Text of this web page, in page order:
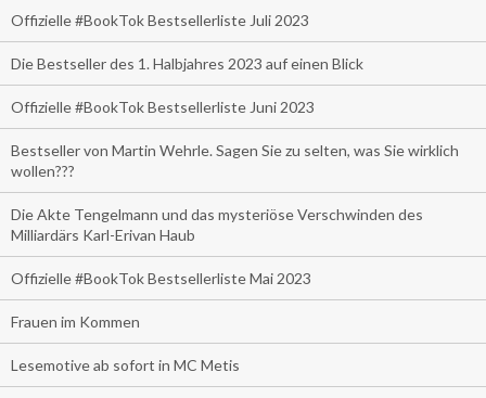
Offizielle #BookTok Bestsellerliste Juli 2023
Die Bestseller des 1. Halbjahres 2023 auf einen Blick
Offizielle #BookTok Bestsellerliste Juni 2023
Bestseller von Martin Wehrle. Sagen Sie zu selten, was Sie wirklich
wollen???
Die Akte Tengelmann und das mysteriöse Verschwinden des
Milliardärs Karl-Erivan Haub
Offizielle #BookTok Bestsellerliste Mai 2023
Frauen im Kommen
Lesemotive ab sofort in MC Metis